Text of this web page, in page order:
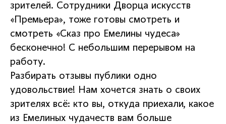
зрителей. Сотрудники Дворца искусств
«Премьера», тоже готовы смотреть и
смотреть «Сказ про Емелины чудеса»
бесконечно! С небольшим перерывом на
работу.
Разбирать отзывы публики одно
удовольствие! Нам хочется знать о своих
зрителях всё: кто вы, откуда приехали, какое
из Емелиных чудачеств вам больше